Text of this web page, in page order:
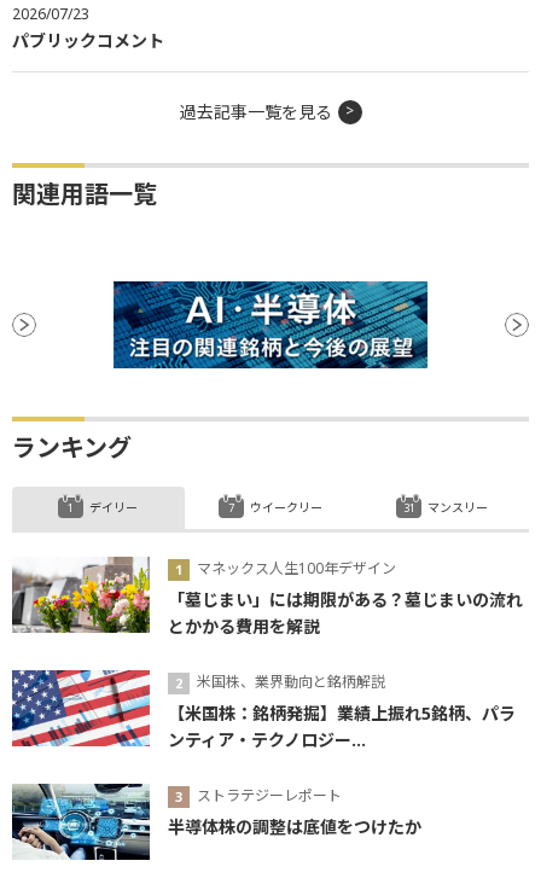
2026/07/23
パブリックコメント
過去記事一覧を見る
関連用語一覧
ランキング
デイリー
マネックス人生100年デザイン
「墓じまい」には期限がある？墓じまいの流れ
とかかる費用を解説
米国株、業界動向と銘柄解説
【米国株：銘柄発掘】業績上振れ5銘柄、パラ
ンティア・テクノロジー...
ストラテジーレポート
半導体株の調整は底値をつけたか
ウイークリー マンスリー